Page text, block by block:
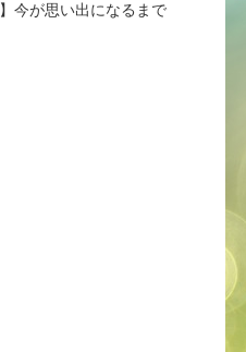
今が思い出になるまで